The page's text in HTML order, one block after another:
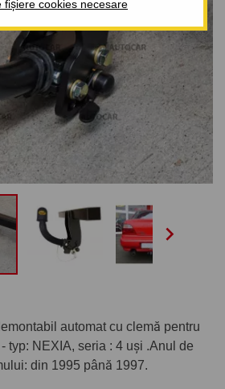
fișiere cookies necesare

automat cu clemă pentru
typ: NEXIA, seria : 4 uşi .Anul de
din 1995 până 1997.